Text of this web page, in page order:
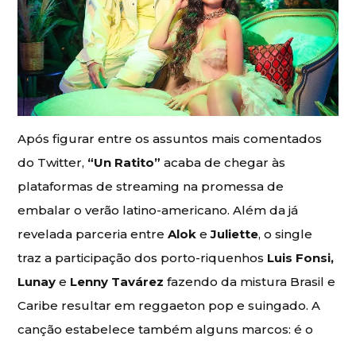
Após figurar entre os assuntos mais comentados
do Twitter, “Un Ratito” acaba de chegar às
plataformas de streaming na promessa de
embalar o verão latino-americano. Além da já
revelada parceria entreAlok eJuliette, o single
traz a participação dos porto-riquenhos Luis Fonsi,
Lunay e Lenny Tavárez fazendo da mistura Brasil e
Caribe resultar em reggaeton pop e suingado. A
canção estabelece também alguns marcos: é o